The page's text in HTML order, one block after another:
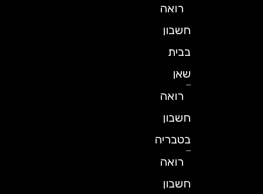
רואה
חשבון
בבית
רואה
חשבון
בטבריה
רואה
חשבון